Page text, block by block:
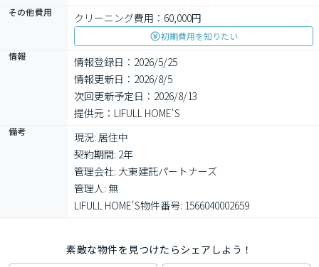
その他費用 クリーニング費用：60,000円
初期費用を知りたい
情報
情報登録日：2026/5/25
情報更新日：2026/8/5
次回更新予定日：2026/8/13
提供元：LIFULL HOME'S
備考
現況: 居住中
契約期間: 2年
管理会社: 大東建託パートナーズ
管理人: 無
LIFULL HOME'S物件番号: 1566040002659
素敵な物件を見つけたらシェアしよう！